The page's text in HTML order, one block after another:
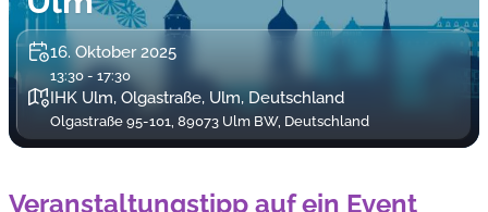
16. Oktober 2025
13:30 - 17:30
IHK Ulm, Olgastraße, Ulm, Deutschland
Olgastraße 95-101, 89073 Ulm BW, Deutschland
Veranstaltungstipp auf ein Event